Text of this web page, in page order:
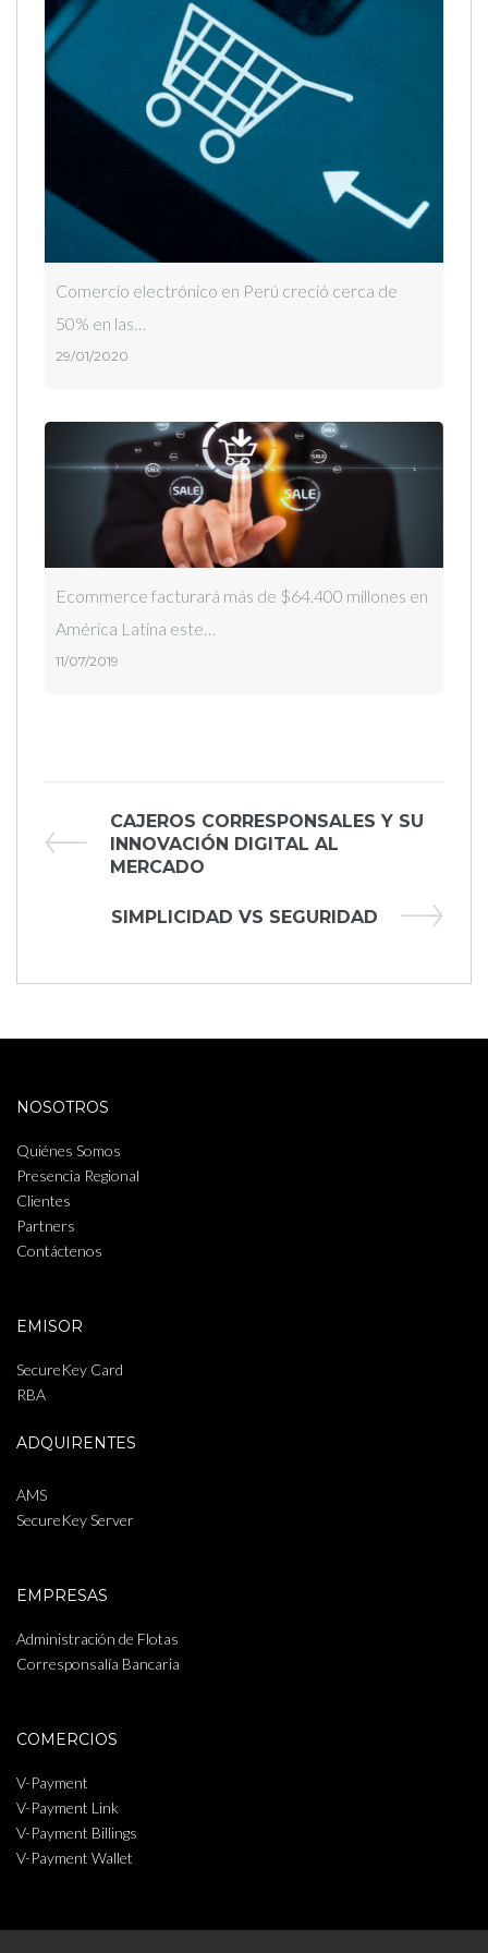
Comercio electrónico en Perú creció cerca de
50% en las…
29/01/2020
Ecommerce facturará más de $64.400 millones en
América Latina este…
11/07/2019
Navegación
entradas
Previous
Post
CAJEROS CORRESPONSALES Y SU
INNOVACIÓN DIGITAL AL
MERCADO
Next
SIMPLICIDAD VS SEGURIDAD
NOSOTROS
Quiénes Somos
Presencia Regional
Clientes
Partners
Contáctenos
EMISOR
SecureKey Card
RBA
ADQUIRENTES
AMS
SecureKey Server
EMPRESAS
Administración de Flotas
Corresponsalía Bancaria
COMERCIOS
V-Payment
V-Payment Link
V-Payment Billings
V-Payment Wallet